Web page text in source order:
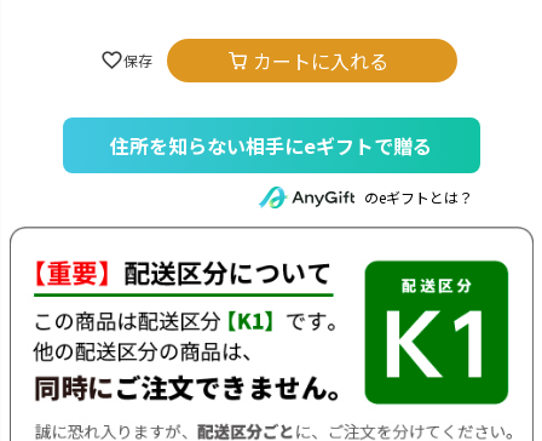
カートに入れる
住所を知らない相手にeギフトで贈る
のeギフトとは？